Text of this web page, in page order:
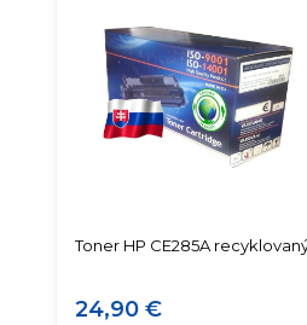
Toner HP CE285A
24,90 €